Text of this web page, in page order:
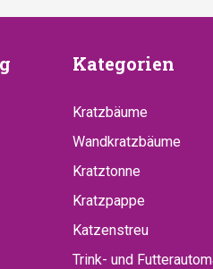
Kategorien
Kategorien
Kratzbäume
Wandkratzbäume
Kratztonne
Kratzpappe
Katzenstreu
Trink- und